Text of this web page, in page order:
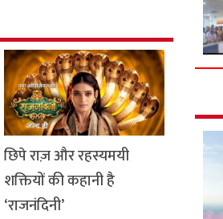
छिपे राज़ और रहस्यमयी
शक्तियों की कहानी है
‘राजनंदिनी’